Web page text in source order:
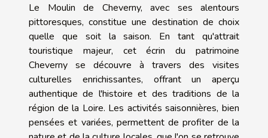
Le Moulin de Cheverny, avec ses alentours
pittoresques, constitue une destination de choix
quelle que soit la saison. En tant qu'attrait
touristique majeur, cet écrin du patrimoine
Cheverny se découvre à travers des visites
culturelles enrichissantes, offrant un aperçu
authentique de l'histoire et des traditions de la
région de la Loire. Les activités saisonnières, bien
pensées et variées, permettent de profiter de la